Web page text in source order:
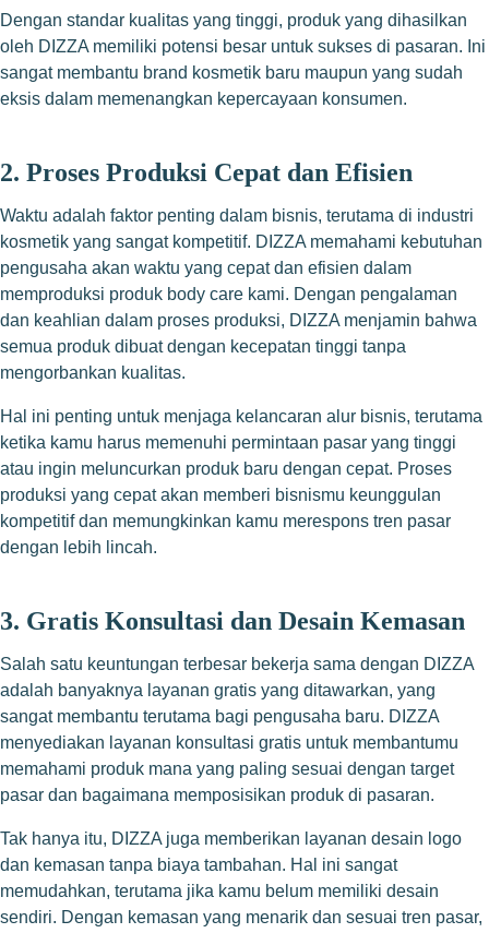
Dengan standar kualitas yang tinggi, produk yang dihasilkan
oleh DIZZA memiliki potensi besar untuk sukses di pasaran. Ini
sangat membantu brand kosmetik baru maupun yang sudah
eksis dalam memenangkan kepercayaan konsumen.
2. Proses Produksi Cepat dan Efisien
Waktu adalah faktor penting dalam bisnis, terutama di industri
kosmetik yang sangat kompetitif. DIZZA memahami kebutuhan
pengusaha akan waktu yang cepat dan efisien dalam
memproduksi produk body care kami. Dengan pengalaman
dan keahlian dalam proses produksi, DIZZA menjamin bahwa
semua produk dibuat dengan kecepatan tinggi tanpa
mengorbankan kualitas.
Hal ini penting untuk menjaga kelancaran alur bisnis, terutama
ketika kamu harus memenuhi permintaan pasar yang tinggi
atau ingin meluncurkan produk baru dengan cepat. Proses
produksi yang cepat akan memberi bisnismu keunggulan
kompetitif dan memungkinkan kamu merespons tren pasar
dengan lebih lincah.
3. Gratis Konsultasi dan Desain Kemasan
Salah satu keuntungan terbesar bekerja sama dengan DIZZA
adalah banyaknya layanan gratis yang ditawarkan, yang
sangat membantu terutama bagi pengusaha baru. DIZZA
menyediakan layanan konsultasi gratis untuk membantumu
memahami produk mana yang paling sesuai dengan target
pasar dan bagaimana memposisikan produk di pasaran.
Tak hanya itu, DIZZA juga memberikan layanan desain logo
dan kemasan tanpa biaya tambahan. Hal ini sangat
memudahkan, terutama jika kamu belum memiliki desain
sendiri. Dengan kemasan yang menarik dan sesuai tren pasar,